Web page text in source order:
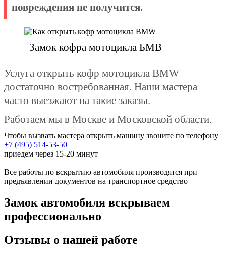
повреждения не получится.
Замок кофра мотоцикла БМВ
Услуга открыть кофр мотоцикла BMW
достаточно востребованная. Наши мастера
часто выезжают на такие заказы.
Работаем мы в Москве и Московской области.
Чтобы вызвать мастера открыть машину звоните по телефону
+7 (495) 514-53-50
приедем через 15-20 минут
Все работы по вскрытию автомобиля производятся при
предъявлении документов на транспортное средство
Замок автомобиля вскрываем
профессионально
Отзывы о нашей работе